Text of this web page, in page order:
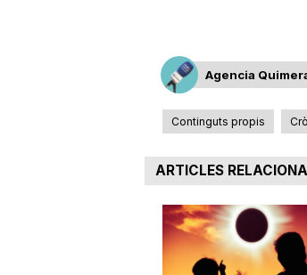
Agencia
Continguts propis
ARTICLES